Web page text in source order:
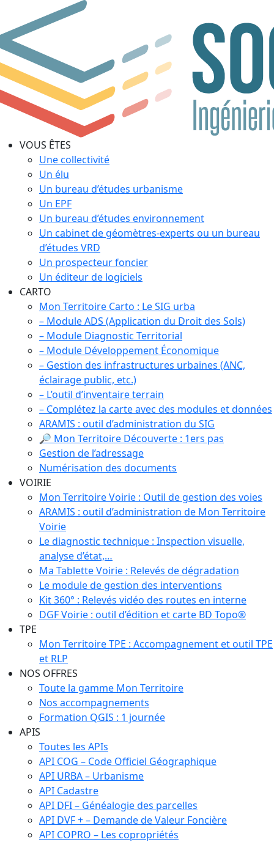
VOUS ÊTES
Une collectivité
Un élu
Un bureau d’études urbanisme
Un EPF
Un bureau d’études environnement
Un cabinet de géomètres-experts ou un bureau
d’études VRD
Un prospecteur foncier
Un éditeur de logiciels
CARTO
Mon Territoire Carto : Le SIG urba
– Module ADS (Application du Droit des Sols)
– Module Diagnostic Territorial
– Module Développement Économique
– Gestion des infrastructures urbaines (ANC,
éclairage public, etc.)
– L’outil d’inventaire terrain
– Complétez la carte avec des modules et données
ARAMIS : outil d’administration du SIG
🔎 Mon Territoire Découverte : 1ers pas
Gestion de l’adressage
Numérisation des documents
VOIRIE
Mon Territoire Voirie : Outil de gestion des voies
ARAMIS : outil d’administration de Mon Territoire
Voirie
Le diagnostic technique : Inspection visuelle,
analyse d’état,…
Ma Tablette Voirie : Relevés de dégradation
Le module de gestion des interventions
Kit 360° : Relevés vidéo des routes en interne
DGF Voirie : outil d’édition et carte BD Topo®
TPE
Mon Territoire TPE : Accompagnement et outil TPE
et RLP
NOS OFFRES
Toute la gamme Mon Territoire
Nos accompagnements
Formation QGIS : 1 journée
APIS
Toutes les APIs
API COG – Code Officiel Géographique
API URBA – Urbanisme
API Cadastre
API DFI – Généalogie des parcelles
API DVF + – Demande de Valeur Foncière
API COPRO – Les copropriétés